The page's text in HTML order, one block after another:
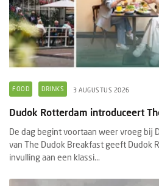
FOOD DRINKS 3 AUGUSTUS 2026
Dudok Rotterdam introduceert
De dag begint voortaan weer vroeg bij
van The Dudok Breakfast geeft Dudok
invulling aan een klassi...